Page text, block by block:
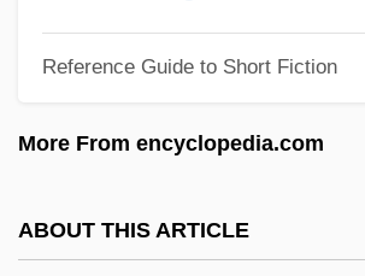
Reference Guide to Short Fiction
More From encyclopedia.com
ABOUT THIS ARTICLE
Axopodium